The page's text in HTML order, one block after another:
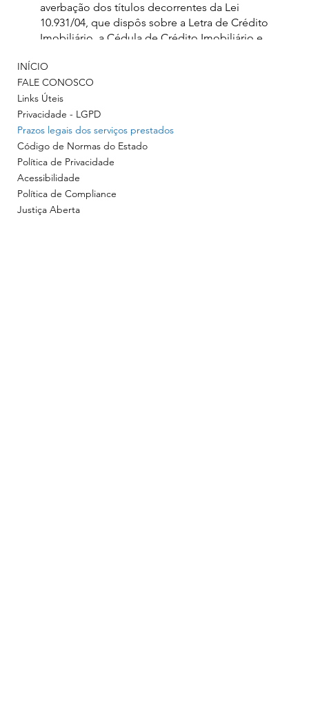
averbação dos títulos decorrentes da Lei
10.931/04, que dispôs sobre a Letra de Crédito
Imobiliário, a Cédula de Crédito Imobiliário e
10.931/04).
HIPOTECA CEDULAR
Prazo de 03 dias úteis, para registro ou
averbação decorrente de Cédulas de Crédito
Rural, Industrial, Comercial e à Exportação
(artigo 38 do Decreto-Lei 413/69 e art. 5° da
Lei 6.840/80).
Considerando que os prazos decorrentes das
INÍCIO
FALE CONOSCO
Links Úteis
Privacidade - LGPD
Prazos legais dos serviços prestados
Código de Normas do Estado
Política de Privacidade
Acessibilidade
Política de Compliance
Justiça Aberta